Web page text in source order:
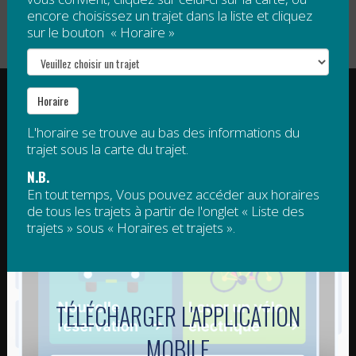
RÉGIE INTERMUNICIPALE DE TRANSPORT
GASPÉSIE – ÎLES-DE-LA-MADELEINE
© 2015 - 2026 Tous droits réservés
regim@regim.info
POINT DE SERVICE HAUTE-
GASPÉSIE
POINT DE SERVICE DE LA
CÔTE-DE-GASPÉ – ROCHER-
1384, route de Haldimand
Gaspé QC G4X 2K1
POINT DE SERVICE DE
L'ESTRAN (TACIM)
POINTS DE SERVICE DE LA
BAIE-DES-CHALEURS
encore choisissez un trajet dans la liste et cliquez
sur le bouton « Horaire »
Horaire
L'horaire se trouve au bas des informations du
trajet sous la carte du trajet.
N.B.
En tout temps, Vous pouvez accéder aux horaires
de tous les trajets à partir de l'onglet « Liste des
trajets » sous « Horaires et trajets ».
TÉLÉCHARGER L'APPLICATION